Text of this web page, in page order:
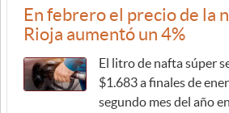
En febrero el precio de la
Rioja aumentó un 4%
El litro de nafta súper
$1.683 a finales de
segundo mes del año